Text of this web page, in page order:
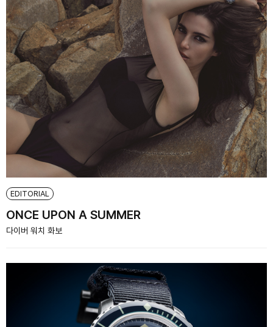
EDITORIAL
ONCE UPON A SUMMER
다이버 워치 화보